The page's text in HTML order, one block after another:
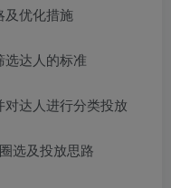
及优化措施
选达人的标准
对达人进行分类投放
选及投放思路